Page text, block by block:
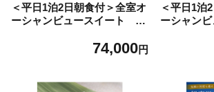
＜平日1泊2日朝食付＞全室オ
ーシャンビュースイート ヴ
74,000円
＜平日1泊
ーシャン
泊券【